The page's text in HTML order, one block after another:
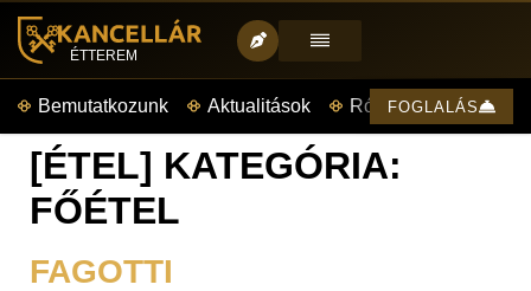
ÉTTEREM
Bemutatkozunk Aktualitások Rólunk mondták
FOGLALÁS
[ÉTEL] KATEGÓRIA:
FŐÉTEL
FAGOTTI